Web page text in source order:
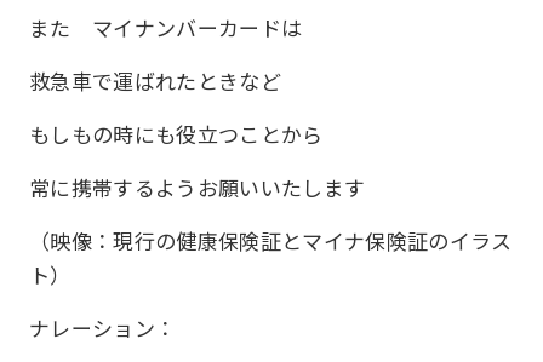
また マイナンバーカードは
救急車で運ばれたときなど
もしもの時にも役立つことから
常に携帯するようお願いいたします
（映像：現行の健康保険証とマイナ保険証のイラス
ト）
ナレーション：